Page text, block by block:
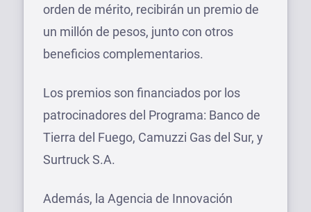
orden de mérito, recibirán un premio de
un millón de pesos, junto con otros
beneficios complementarios.
Los premios son financiados por los
patrocinadores del Programa: Banco de
Tierra del Fuego, Camuzzi Gas del Sur, y
Surtruck S.A.
Además, la Agencia de Innovación